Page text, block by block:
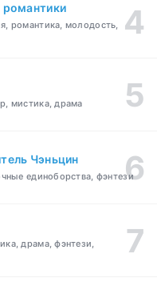
романтики
романтика, молодость,
мистика, драма
Чэньцин
единоборства, фэнтези
драма, фэнтези,